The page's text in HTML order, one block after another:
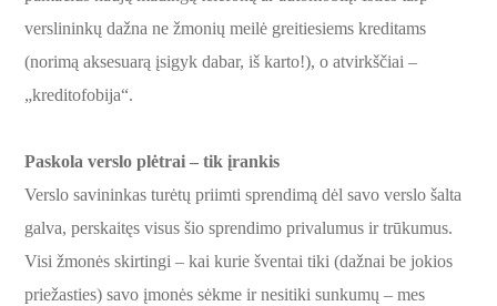
verslininkų dažna ne žmonių meilė greitiesiems kreditams
(norimą aksesuarą įsigyk dabar, iš karto!), o atvirkščiai –
„kreditofobija“.
Paskola verslo plėtrai – tik įrankis
Verslo savininkas turėtų priimti sprendimą dėl savo verslo šalta
galva, perskaitęs visus šio sprendimo privalumus ir trūkumus.
Visi žmonės skirtingi – kai kurie šventai tiki (dažnai be jokios
priežasties) savo įmonės sėkme ir nesitiki sunkumų – mes